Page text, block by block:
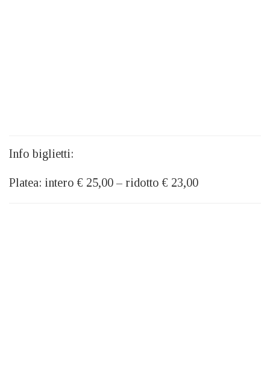
Info biglietti:
Platea: intero € 25,00 – ridotto € 23,00